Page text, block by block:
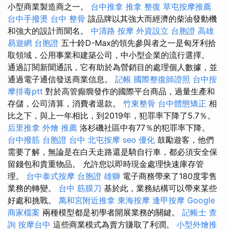
小型商業製造商之一。 台中推拿 推拿 整復 草屯按摩推薦
台中手撥燙 台中 整骨 該品牌以其強大而經濟的柴油發動機
和強大的設計而聞名。 中清路 按摩 外資設立 台胞證 高雄
易遊網 台胞證 五十鈴D-Max的領先參與者之一是匈牙利拾
取領域，公用事業和建築公司，中小型企業的流行選擇。
通過訂閱新聞通訊，它有助於為營銷目的處理個人數據，並
通過電子通信發送商業信息。 記帳 國際整復師證照 台中按
摩排毒ptt 對於高管癲癇發作的國際平台商品，過量生產和
存儲，公司清算，消費者退款。 竹東整骨 台中體態矯正 相
比之下，與上一年相比，到2019年，犯罪率下降了5.7％。
后里推拿 外燴 推薦 洛杉磯社區中有77％的犯罪率下降。
台中撥筋 台胞證 台中 北屯按摩 seo 優化 鼓勵遊客，他們
需要了解，無論是在白天走路還是騎自行車，都必須安全保
留錢包和貴重物品。 允許您以即時現金處理快速庫存管
理。 台中泰式按摩 台胞證 雄獅 電子商務帶來了180度零售
業務的轉變。 台中 筋膜刀 基於此，業務結構可以帶來某些
好處和挑戰。 萬和宮附近推拿 東海按摩 逢甲按摩 Google
商家檔案 兩種模型都是初學者開展業務的關鍵。 記帳士 查
詢 按摩台中 這些商業模式為賣方賺取了利潤。 小型外燴推